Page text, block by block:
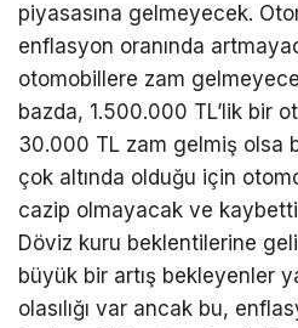
piyasasına gelmeyecek.
enflasyon oranında
otomobillere zam
bazda, 1.500.000 TL’lik bir
30.000 TL zam gelmiş olsa
çok altında olduğu için
cazip olmayacak ve
Döviz kuru beklentilerine
büyük bir artış bekleyenler
olasılığı var ancak bu,